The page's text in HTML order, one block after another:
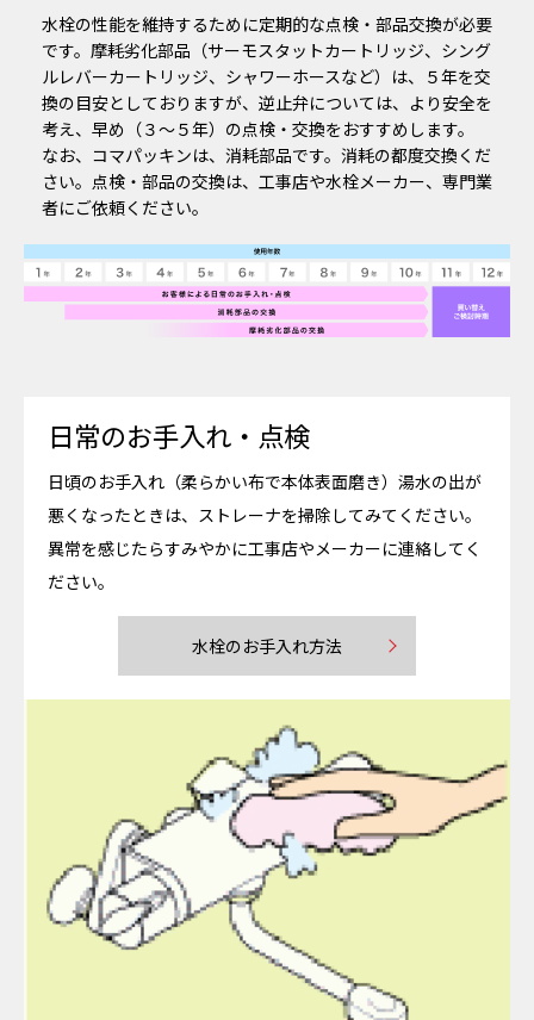
水栓の性能を維持するために定期的な点検・部品交換が必要
です。摩耗劣化部品（サーモスタットカートリッジ、シング
ルレバーカートリッジ、シャワーホースなど）は、５年を交
換の目安としておりますが、逆止弁については、より安全を
考え、早め（３～５年）の点検・交換をおすすめします。
なお、コマパッキンは、消耗部品です。消耗の都度交換くだ
さい。点検・部品の交換は、工事店や水栓メーカー、専門業
者にご依頼ください。
日常のお手入れ・点検
日頃のお手入れ（柔らかい布で本体表面磨き）湯水の出が
悪くなったときは、ストレーナを掃除してみてください。
異常を感じたらすみやかに工事店やメーカーに連絡してく
ださい。
水栓のお手入れ方法